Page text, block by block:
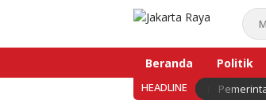
Beranda Politik
HEADLINE